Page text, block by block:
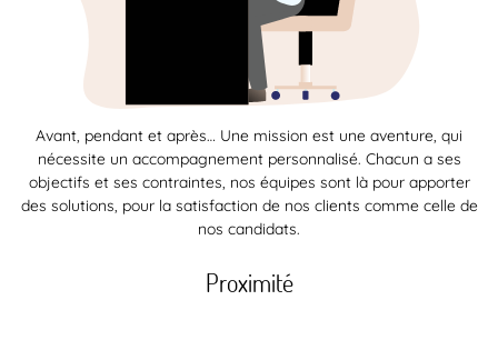
Avant, pendant et après… Une mission est une aventure, qui
nécessite un accompagnement personnalisé. Chacun a ses
objectifs et ses contraintes, nos équipes sont là pour apporter
des solutions, pour la satisfaction de nos clients comme celle de
nos candidats.
Proximité